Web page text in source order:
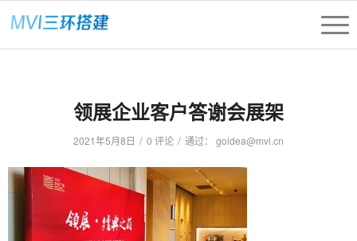
领展企业客户答谢会展架
2021年5月8日 / 0 评论 / 通过： goidea@mvi.cn